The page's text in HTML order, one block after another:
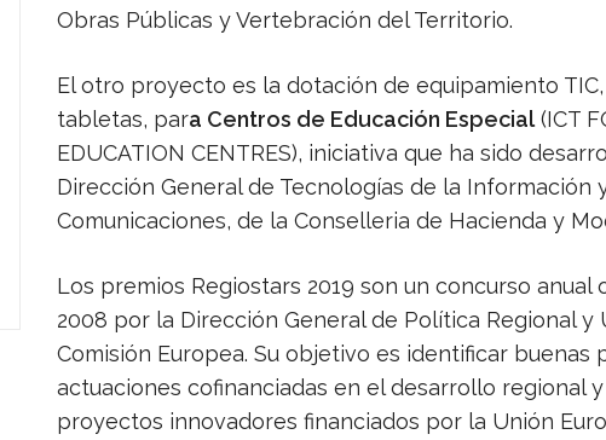
Obras Públicas y Vertebración del Territorio.
El otro proyecto es la dotación de equipamiento
tabletas, para Centros de Educación Especial(ICT
EDUCATION CENTRES), iniciativa que ha sido
Dirección General de Tecnologías de la Información
Comunicaciones, de la Conselleria de Hacienda y
Los premios Regiostars 2019 son un concurso anual
2008 por la Dirección General de Política Regional y
Comisión Europea. Su objetivo es identificar buenas
actuaciones cofinanciadas en el desarrollo regional
proyectos innovadores financiados por la Unión